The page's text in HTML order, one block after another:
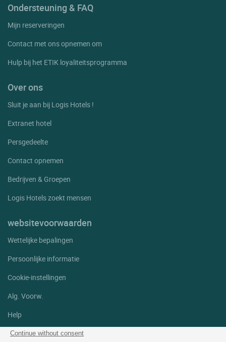
Continue without consent
Ondersteuning & FAQ
Mijn reserveringen
Contact met ons opnemen om
Hulp bij het ETIK loyaliteitsprogramma
Over ons
Sluit je aan bij Logis Hotels !
Extranet hotel
Persgedeelte
Contact opnemen
Bedrijven & Groepen
Logis Hotels zoekt mensen
websitevoorwaarden
Wettelijke bepalingen
Persoonlijke informatie
Cookie-instellingen
Alg. Voorw.
Help
Sitemap